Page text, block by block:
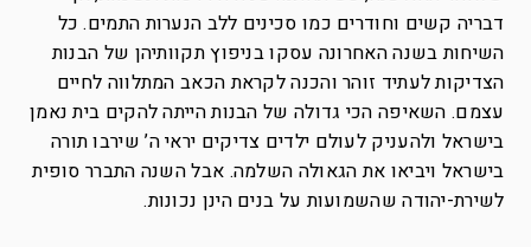
דבריה קשים וחודרים כמו סכינים ללב הנערות התמים. כל
השיחות בשנה האחרונה עסקו בניפוץ תקוותיהן של הבנות
הצדיקות לעתיד זוהר והכנה לקראת הכאב המתלווה לחיים
עצמם. השאיפה הכי גדולה של הבנות הייתה להקים בית נאמן
בישראל ולהעניק לעולם ילדים צדיקים יראי ה’ שירבו תורה
בישראל ויביאו את הגאולה השלמה. אבל השנה התברר סופית
לשירת-יהודה שהשמועות על בנים הינן נכונות.